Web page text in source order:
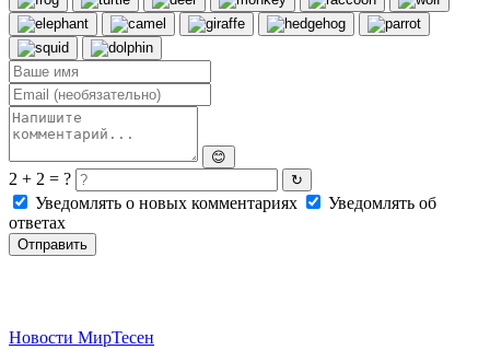
😊
2 + 2 = ? ↻
Уведомлять о новых комментариях
Уведомлять об
ответах
Отправить
Новости МирТесен